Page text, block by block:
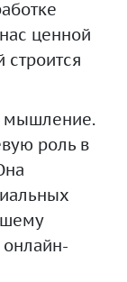
ценной
мышление.
роль в
онлайн-